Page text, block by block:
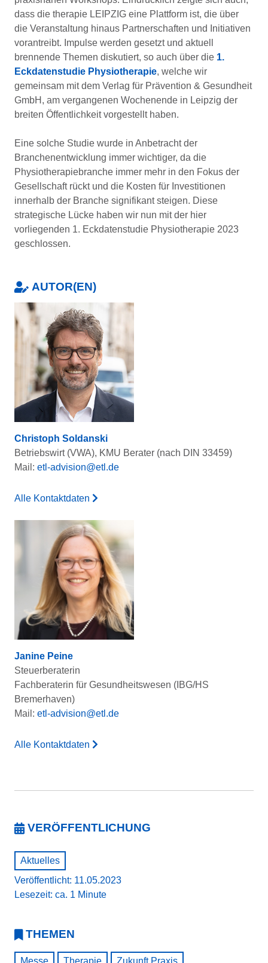
dass die therapie LEIPZIG eine Plattform ist, die über
die Veranstaltung hinaus Partnerschaften und Initiativen
vorantreibt. Impulse werden gesetzt und aktuell
brennende Themen diskutiert, so auch über die 1.
Eckdatenstudie Physiotherapie, welche wir
gemeinsam mit dem Verlag für Prävention & Gesundheit
GmbH, am vergangenen Wochenende in Leipzig der
breiten Öffentlichkeit vorgestellt haben.
Eine solche Studie wurde in Anbetracht der
Branchenentwicklung immer wichtiger, da die
Physiotherapiebranche immer mehr in den Fokus der
Gesellschaft rückt und die Kosten für Investitionen
innerhalb der Branche signifikant steigen. Diese
strategische Lücke haben wir nun mit der hier
vorliegenden 1. Eckdatenstudie Physiotherapie 2023
geschlossen.
AUTOR(EN)
Christoph Soldanski
Betriebswirt (VWA), KMU Berater (nach DIN 33459)
Mail: etl-advision@etl.de
Alle Kontaktdaten
Janine Peine
Steuerberaterin
Fachberaterin für Gesundheitswesen (IBG/HS
Bremerhaven)
Mail: etl-advision@etl.de
Alle Kontaktdaten
VERÖFFENTLICHUNG
Aktuelles
Veröffentlicht: 11.05.2023
Lesezeit: ca. 1 Minute
THEMEN
Messe Therapie Zukunft Praxis